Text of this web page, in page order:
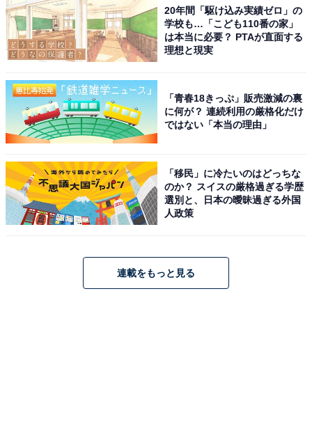
20年間「駆け込み実績ゼロ」の
学校も…「こども110番の家」
は本当に必要？ PTAが直面する
理想と現実
「青春18きっぷ」販売激減の裏
に何が？ 連続利用の厳格化だけ
ではない「本当の理由」
「移民」に冷たいのはどっちな
のか？ スイスの厳格過ぎる学歴
選別と、日本の曖昧過ぎる外国
人政策
連載をもっと見る